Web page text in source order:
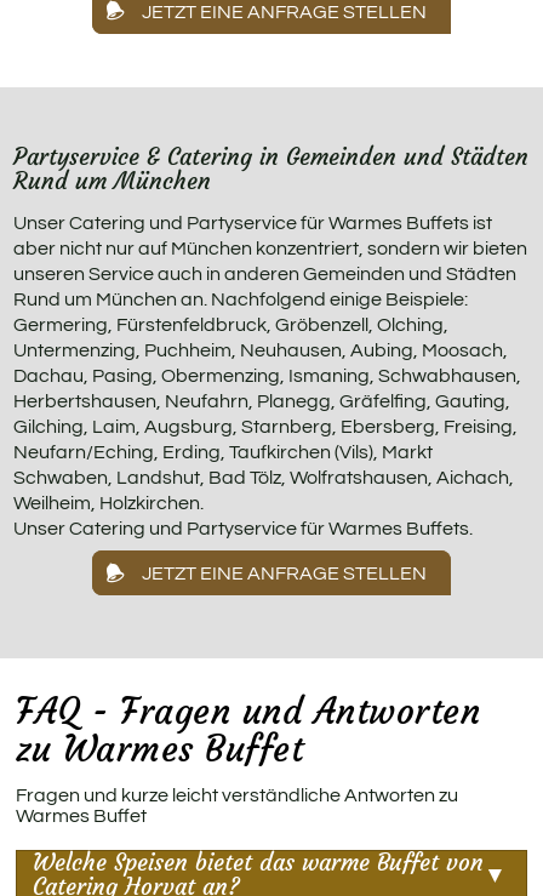
JETZT EINE ANFRAGE STELLEN
Partyservice & Catering in Gemeinden und Städten
Rund um München
Unser Catering und Partyservice für Warmes Buffets ist
aber nicht nur auf München konzentriert, sondern wir bieten
unseren Service auch in anderen Gemeinden und Städten
Rund um München an. Nachfolgend einige Beispiele:
Germering, Fürstenfeldbruck, Gröbenzell, Olching,
Untermenzing, Puchheim, Neuhausen, Aubing, Moosach,
Dachau, Pasing, Obermenzing, Ismaning, Schwabhausen,
Herbertshausen, Neufahrn, Planegg, Gräfelfing, Gauting,
Gilching, Laim, Augsburg, Starnberg, Ebersberg, Freising,
Neufarn/Eching, Erding, Taufkirchen (Vils), Markt
Schwaben, Landshut, Bad Tölz, Wolfratshausen, Aichach,
Weilheim, Holzkirchen.
Unser Catering und Partyservice für Warmes Buffets.
JETZT EINE ANFRAGE STELLEN
FAQ - Fragen und Antworten
zu Warmes Buffet
Fragen und kurze leicht verständliche Antworten zu
Warmes Buffet
Welche Speisen bietet das warme Buffet von
Catering Horvat an?